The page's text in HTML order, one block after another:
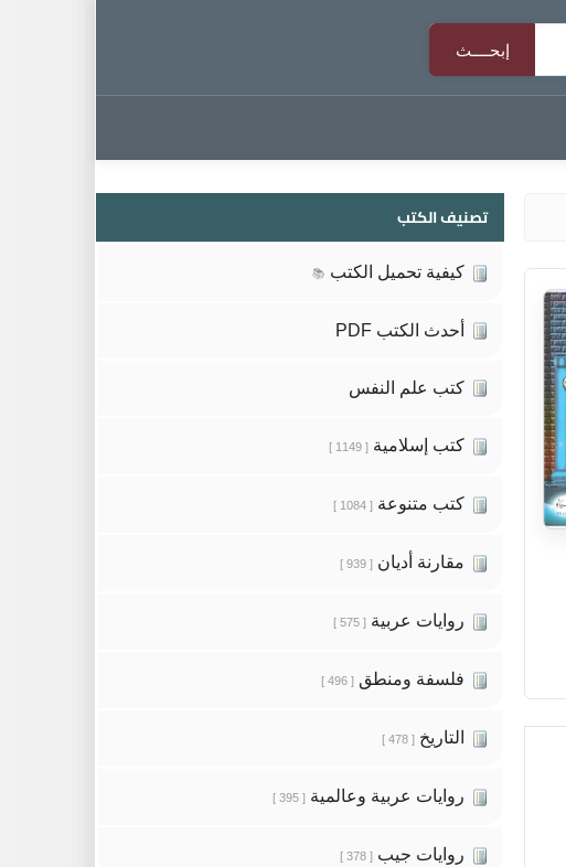
تصنيف الكتب
كيفية تحميل الكتب 📚
أحدث الكتب PDF
كتب علم النفس
كتب إسلامية [ 1149 ]
كتب متنوعة [ 1084 ]
مقارنة أديان [ 939 ]
روايات عربية [ 575 ]
فلسفة ومنطق [ 496 ]
التاريخ [ 478 ]
روايات عربية وعالمية [ 395 ]
روايات جيب [ 378 ]